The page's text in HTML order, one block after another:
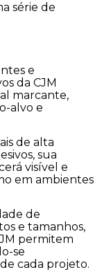
série de
da CJM
marcante,
alvo e
sua
visível e
em ambientes
e tamanhos,
permitem
se
cada projeto.